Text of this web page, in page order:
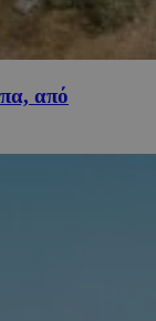
από